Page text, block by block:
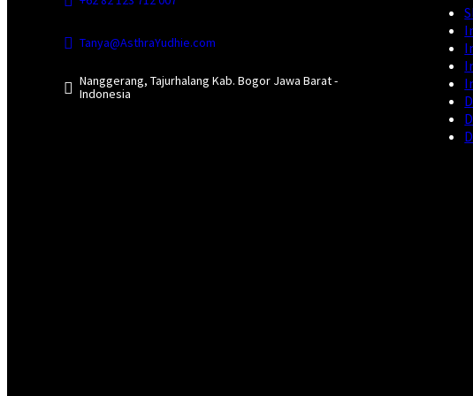
Tanya@AsthraYudhie.com
Nanggerang, Tajurhalang Kab. Bogor Jawa Barat -
Indonesia